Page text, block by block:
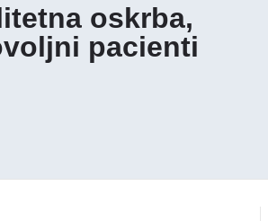
oskrba,
pacienti